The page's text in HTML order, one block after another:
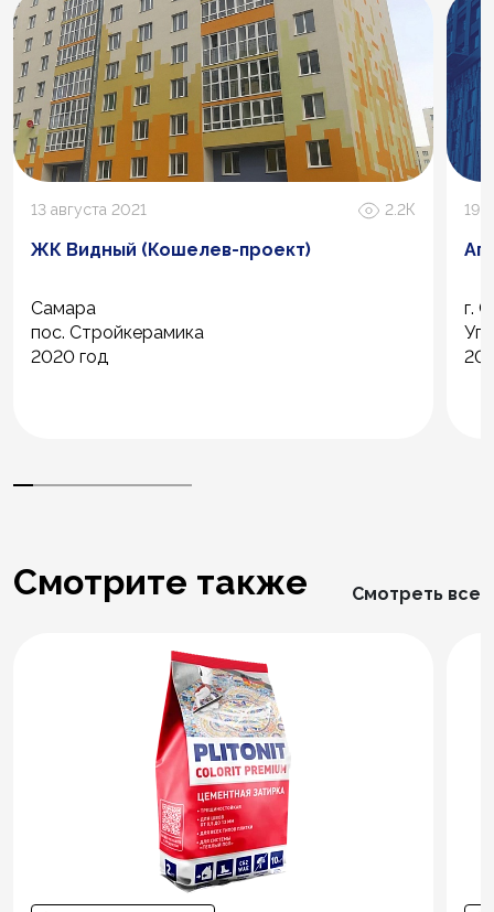
13 августа 2021 2.2К
ЖК Видный (Кошелев-проект)
Самара
пос. Стройкерамика
2020 год
19
г.
Смотрите также Смотреть все